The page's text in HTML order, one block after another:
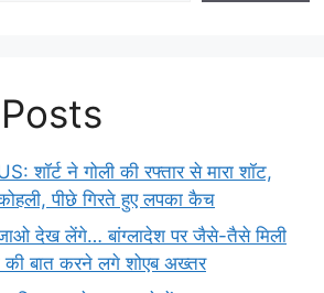
शॉर्ट ने गोली की रफ्तार से मारा शॉट,
पीछे गिरते हुए लपका कैच
देख लेंगे… बांग्लादेश पर जैसे-तैसे मिली
की बात करने लगे शोएब अख्तर